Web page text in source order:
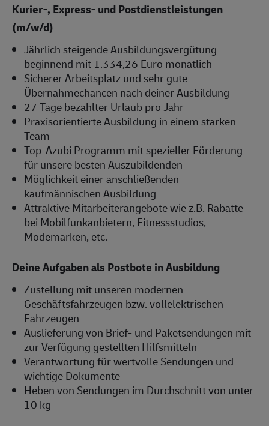
Kurier-, Express- und Postdienstleistungen
(m/w/d)
Jährlich steigende Ausbildungsvergütung
beginnend mit 1.334,26 Euro monatlich
Sicherer Arbeitsplatz und sehr gute
Übernahmechancen nach deiner Ausbildung
27 Tage bezahlter Urlaub pro Jahr
Praxisorientierte Ausbildung in einem starken
Team
Top-Azubi Programm mit spezieller Förderung
für unsere besten Auszubildenden
Möglichkeit einer anschließenden
kaufmännischen Ausbildung
Attraktive Mitarbeiterangebote wie z.B. Rabatte
bei Mobilfunkanbietern, Fitnessstudios,
Modemarken, etc.
Deine Aufgaben als Postbote in Ausbildung
Zustellung mit unseren modernen
Geschäftsfahrzeugen bzw. vollelektrischen
Fahrzeugen
Auslieferung von Brief- und Paketsendungen mit
zur Verfügung gestellten Hilfsmitteln
Verantwortung für wertvolle Sendungen und
wichtige Dokumente
Heben von Sendungen im Durchschnitt von unter
10 kg